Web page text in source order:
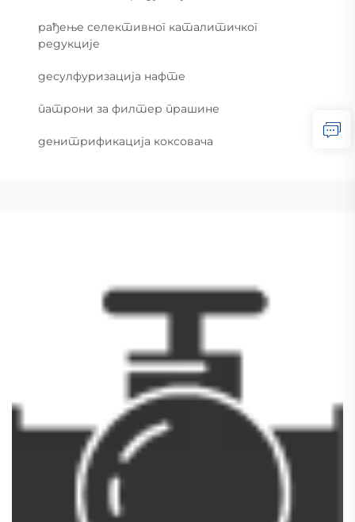
рађење селективног каталитичког
редукције
десулфуризација нафте
патрони за филтер прашине
денитрификација коксовача